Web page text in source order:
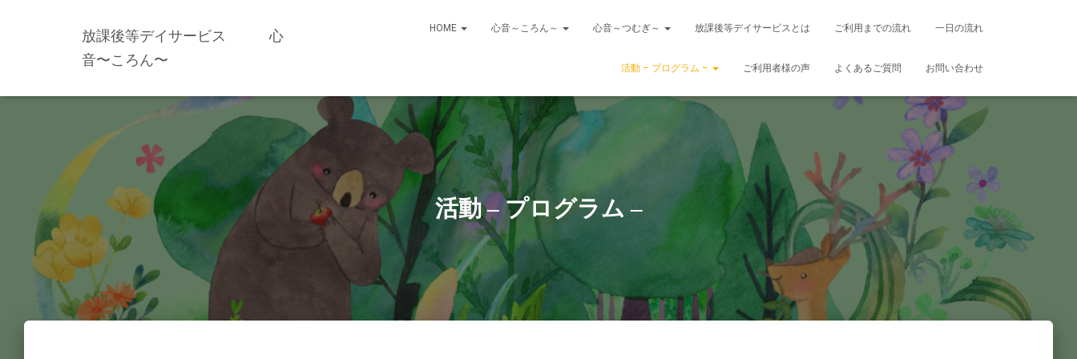
放課後等デイサービス 心
音〜ころん〜
HOME 心音～ころん～ 心音～つむぎ～ 放課後等デイサービスとは ご利用までの流れ 一日の流れ
活動 – プログラム – ご利用者様の声 よくあるご質問 お問い合わせ
活動 – プログラム –